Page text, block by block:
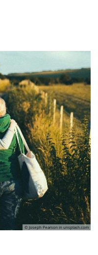
© Joseph Pearson in unsplash.com